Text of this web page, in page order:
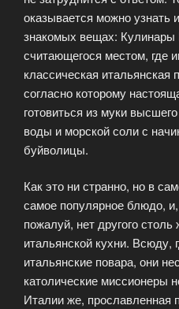
оказывается можно узнать
знакомых вещах: Кулинары
считающегося местом, где
классическая
согласно которому
готовиться из муки
воды и морской соли с
буйволицы.
Как это ни странно, но в
самое популярное блюдо,
пожалуй, нет другого
итальянской кухни. Всюду,
итальянские повара, они
католические миссионеры
Италии же, прославленная